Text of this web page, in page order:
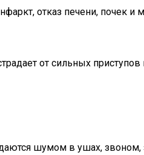
отказ печени, почек
от сильных
шумом в ушах,